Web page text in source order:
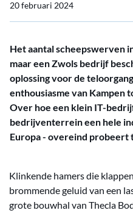
20 februari 2024
Het aantal scheepswerven
maar een Zwols bedrijf
oplossing voor de
enthousiasme van Kampen
Over hoe een klein IT-
bedrijventerrein een hele
Europa - overeind probeert
Klinkende hamers die
brommende geluid van een
grote bouwhal van Thecla